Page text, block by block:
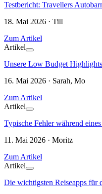
Testbericht: Travellers
18. Mai 2026 · Till
Zum Artikel
Artikel
Unsere Low Budget
16. Mai 2026 · Sarah, Mo
Zum Artikel
Artikel
Typische Fehler während
11. Mai 2026 · Moritz
Zum Artikel
Artikel
Die wichtigsten Reiseapps für